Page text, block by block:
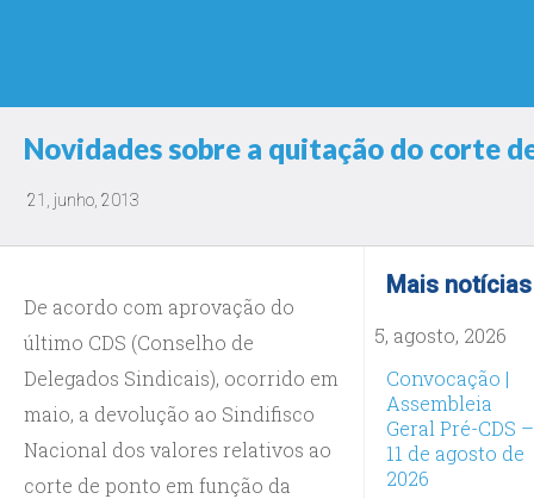
Novidades sobre a quitação do corte
21, junho, 2013
De acordo com aprovação do
último CDS (Conselho de
Delegados Sindicais), ocorrido em
maio, a devolução ao Sindifisco
Nacional dos valores relativos ao
corte de ponto em função da
Mais notícias
5, agosto, 2026
Convocação |
Assembleia
Geral Pré-CDS –
11 de agosto de
2026